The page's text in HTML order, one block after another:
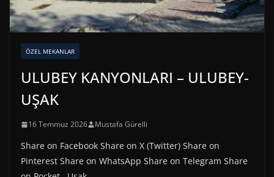
ÖZEL MEKANLAR
ULUBEY KANYONLARI – ULUBEY-
UŞAK
16 Temmuz 2026 Mustafa Gürelli
Share on Facebook Share on X (Twitter) Share on
Pinterest Share on WhatsApp Share on Telegram Share